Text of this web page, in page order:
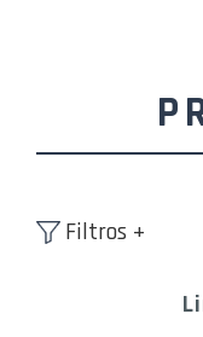
Filtros +